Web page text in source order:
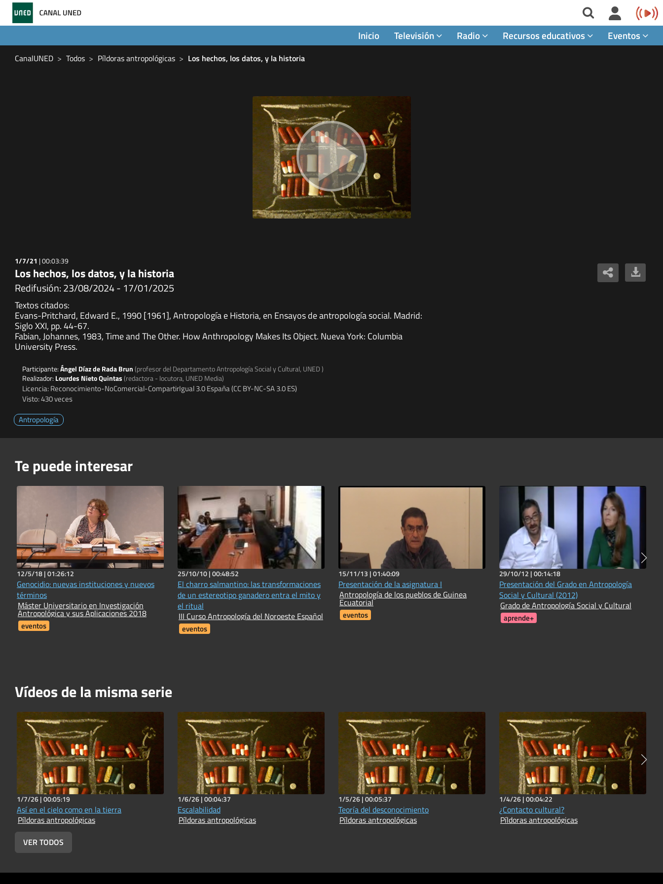
Inicio Televisión Radio Recursos educativos Eventos
CanalUNED Todos Píldoras antropológicas Los hechos, los datos, y la historia
1/7/21 |00:03:39
Los hechos, los datos, y la historia
Redifusión: 23/08/2024 - 17/01/2025
Textos citados:
Evans-Pritchard, Edward E., 1990 [1961], Antropología e Historia, en Ensayos de antropología social. Madrid:
Siglo XXI, pp. 44-67.
Fabian, Johannes, 1983, Time and The Other. How Anthropology Makes Its Object. Nueva York: Columbia
University Press.
Participante:Ángel Díaz de Rada Brun(profesor del Departamento Antropología Social y Cultural, UNED )
Realizador: Lourdes Nieto Quintas(redactora - locutora, UNED Media)
Licencia: Reconocimiento-NoComercial-CompartirIgual 3.0 España (CC BY-NC-SA 3.0 ES)
Visto: 430 veces
Antropología
Te puede interesar
12/5/18 |01:26:12
Genocidio: nuevas instituciones y nuevos
términos
Máster Universitario en Investigación
Antropológica y sus Aplicaciones 2018
eventos
25/10/10 |00:48:52
El charro salmantino: las transformaciones
de un estereotipo ganadero entra el mito y
el ritual
III Curso Antropología del Noroeste Español
eventos
15/11/13 |01:40:09
Presentación de la asignatura I
Antropología de los pueblos de Guinea
Ecuatorial
eventos
29/10/12 |00:14:18
Presentación del Grado en Antropología
Social y Cultural (2012)
Grado de Antropología Social y Cultural
aprende+
Vídeos de la misma serie
1/7/26 |00:05:19
Así en el cielo como en la tierra
Píldoras antropológicas
1/6/26 |00:04:37
Escalabilidad
Píldoras antropológicas
1/5/26 |00:05:37
Teoría del desconocimiento
Píldoras antropológicas
1/4/26 |00:04:22
¿Contacto cultural?
Píldoras antropológicas
VER TODOS